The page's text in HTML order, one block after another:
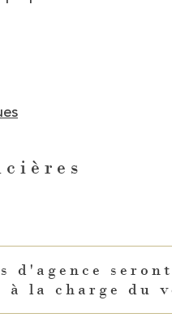
d'agence seront
la charge du